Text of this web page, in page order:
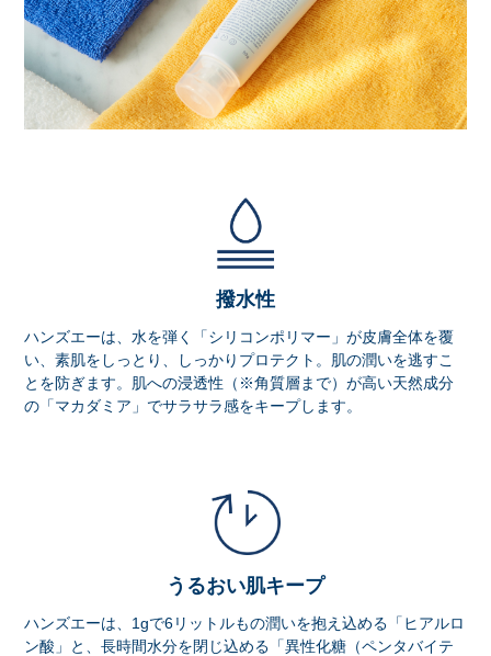
撥水性
ハンズエーは、水を弾く「シリコンポリマー」が皮膚全体を覆
い、素肌をしっとり、しっかりプロテクト。肌の潤いを逃すこ
とを防ぎます。肌への浸透性（※角質層まで）が高い天然成分
の「マカダミア」でサラサラ感をキープします。
うるおい肌キープ
ハンズエーは、1gで6リットルもの潤いを抱え込める「ヒアルロ
ン酸」と、長時間水分を閉じ込める「異性化糖（ペンタバイテ